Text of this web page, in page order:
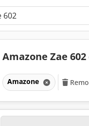
Amazone Zae
Amazone